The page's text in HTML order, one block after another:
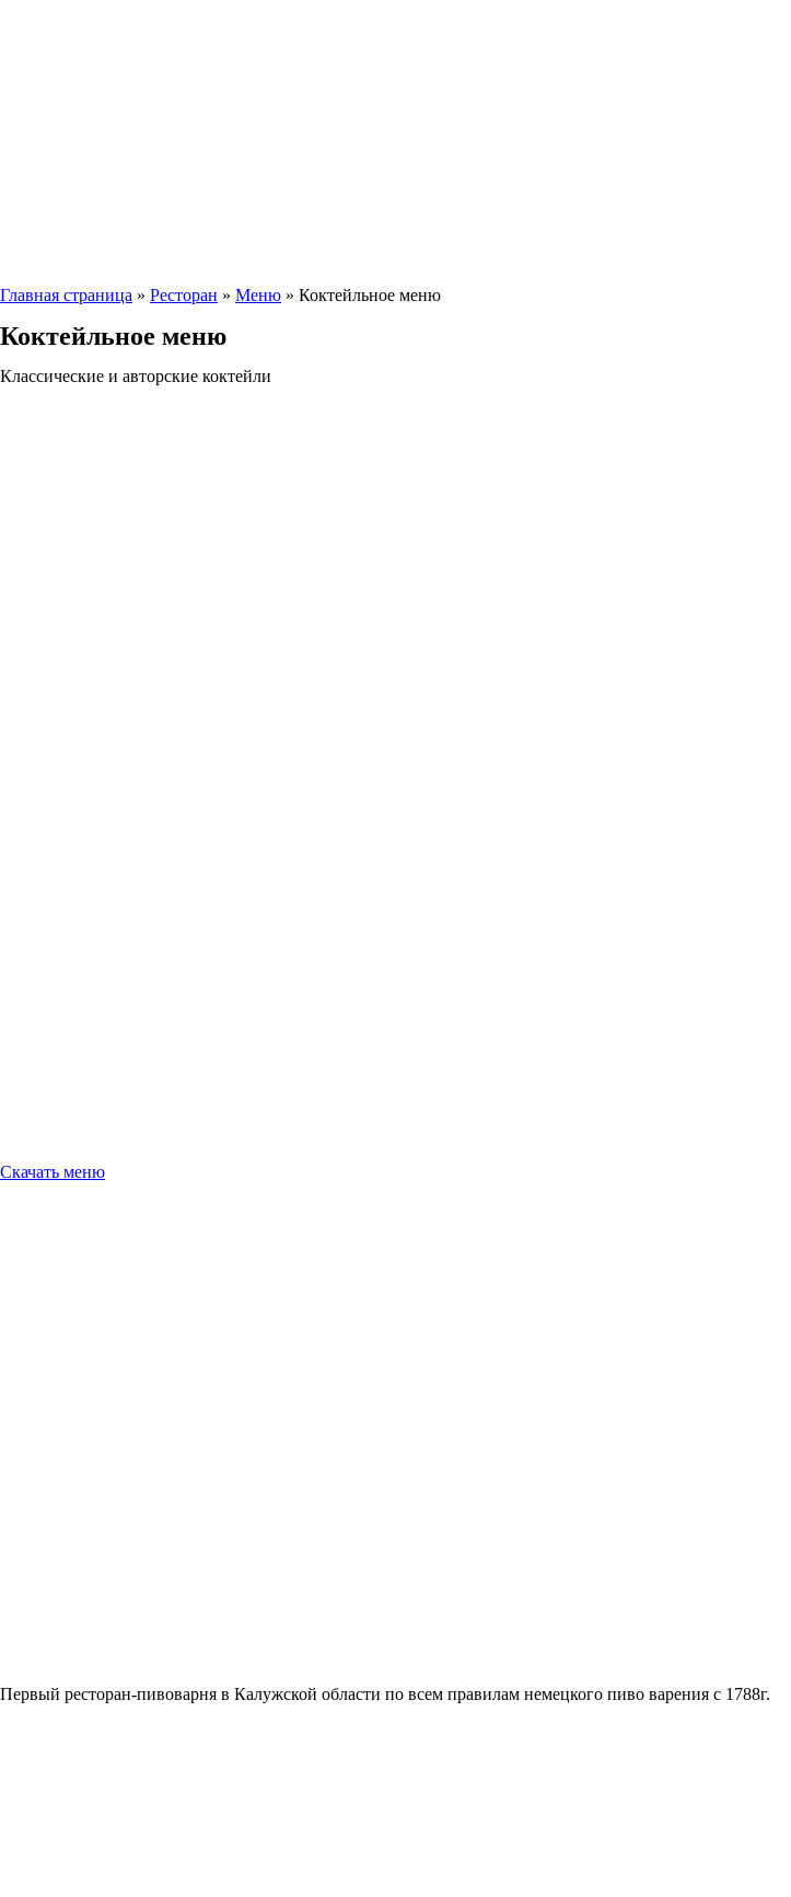
Главная страница » Ресторан » Меню » Коктейльное меню
Коктейльное меню
Классические и авторские коктейли
Скачать меню
Первый ресторан-пивоварня в Калужской области по всем правилам немецкого пиво варения с 1788г.